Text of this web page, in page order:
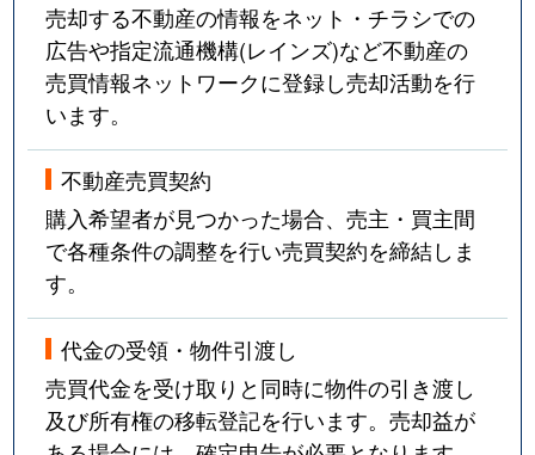
売却する不動産の情報をネット・チラシでの
広告や指定流通機構(レインズ)など不動産の
売買情報ネットワークに登録し売却活動を行
います。
不動産売買契約
購入希望者が見つかった場合、売主・買主間
で各種条件の調整を行い売買契約を締結しま
す。
代金の受領・物件引渡し
売買代金を受け取りと同時に物件の引き渡し
及び所有権の移転登記を行います。売却益が